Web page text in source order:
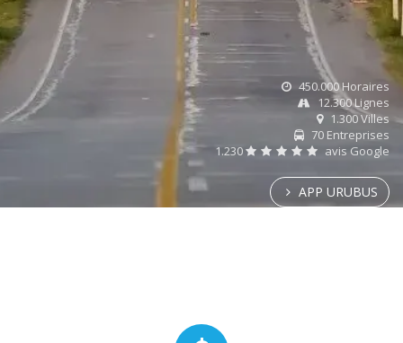
450.000 Horaires
12.300 Lignes
1.300 Villes
70 Entreprises
1.230
avis Google
APP URUBUS